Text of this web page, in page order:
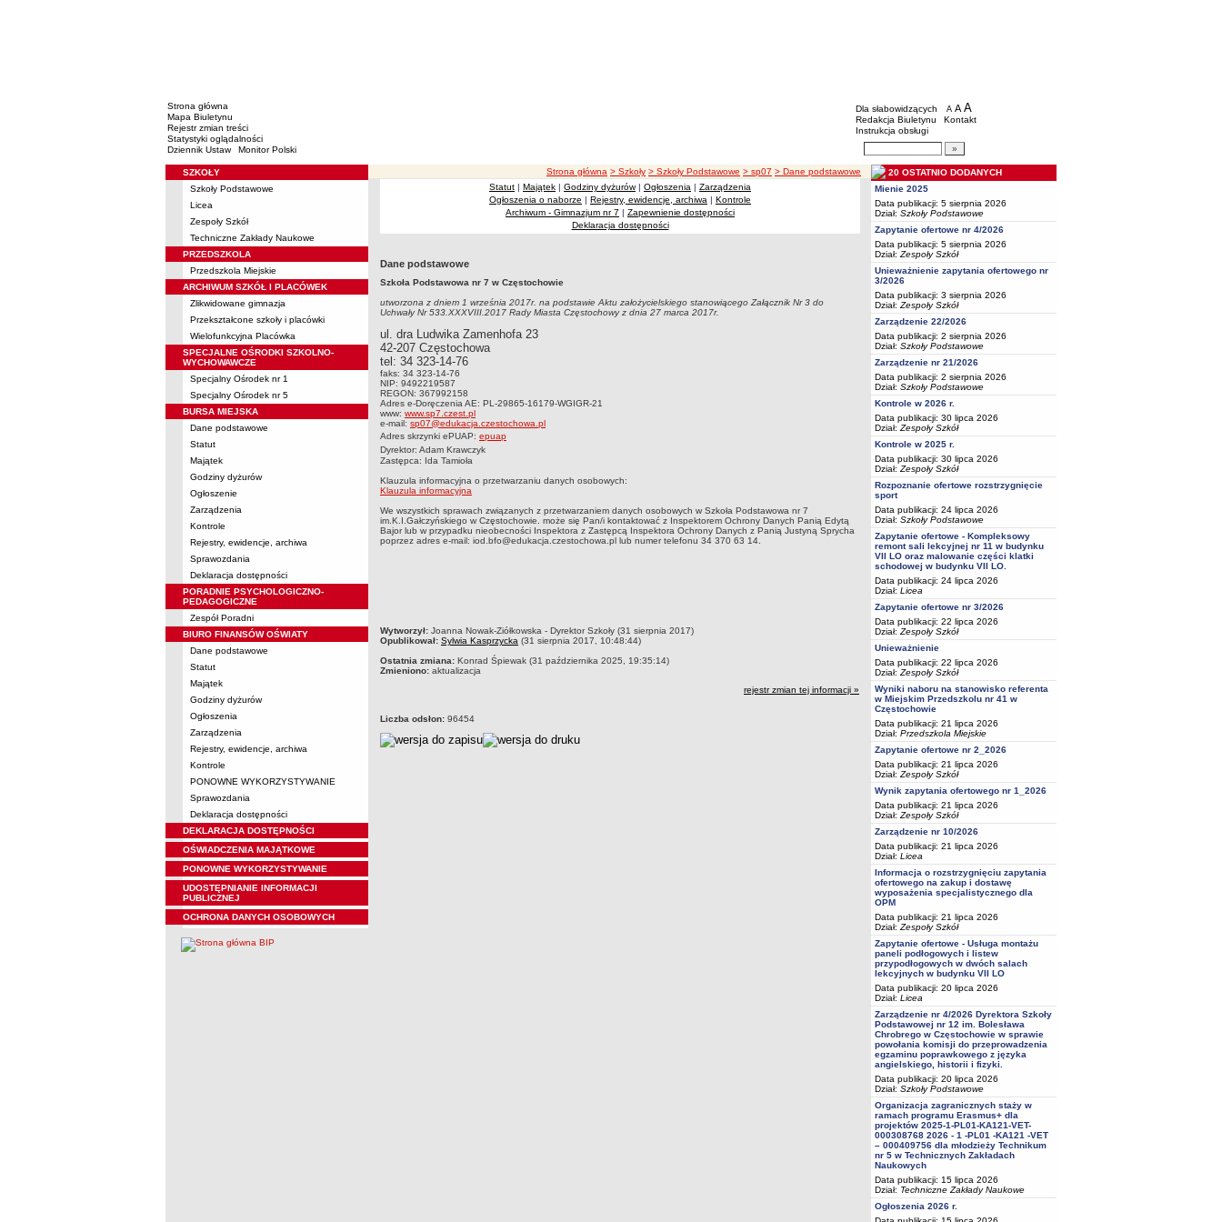
Strona główna
Mapa Biuletynu
Rejestr zmian treści
Statystyki oglądalności
Dziennik Ustaw
Monitor Polski
BIP - Oświata Częstochowa
Menu dodatkowe
Dla słabowidzących A pomniejsz czcionkę
A standardowy rozmiar czcionki
A
Redakcja Biuletynu
Kontakt
Instrukcja obsługi
Wyszukiwarka artykułów
Menu
SZKOŁY
Szkoły Podstawowe
Licea
Zespoły Szkół
Techniczne Zakłady Naukowe
PRZEDSZKOLA
Przedszkola Miejskie
ARCHIWUM SZKÓŁ I PLACÓWEK
Zlikwidowane gimnazja
Przekształcone szkoły i placówki
Wielofunkcyjna Placówka
SPECJALNE OŚRODKI SZKOLNO-
WYCHOWAWCZE
Specjalny Ośrodek nr 1
Specjalny Ośrodek nr 5
BURSA MIEJSKA
Dane podstawowe
Statut
Majątek
Godziny dyżurów
Ogłoszenie
Zarządzenia
Kontrole
Rejestry, ewidencje, archiwa
Sprawozdania
Deklaracja dostępności
PORADNIE PSYCHOLOGICZNO-
PEDAGOGICZNE
Zespół Poradni
BIURO FINANSÓW OŚWIATY
Dane podstawowe
Statut
Majątek
Godziny dyżurów
Ogłoszenia
Zarządzenia
Rejestry, ewidencje, archiwa
Kontrole
PONOWNE WYKORZYSTYWANIE
Sprawozdania
Deklaracja dostępności
DEKLARACJA DOSTĘPNOŚCI
OŚWIADCZENIA MAJĄTKOWE
PONOWNE WYKORZYSTYWANIE
UDOSTĘPNIANIE INFORMACJI
PUBLICZNEJ
OCHRONA DANYCH OSOBOWYCH
ścieżka nawigacji
Strona główna > Szkoły > Szkoły Podstawowe > sp07 > Dane podstawowe
Statut | Majątek | Godziny dyżurów| Ogłoszenia | Zarządzenia
Ogłoszenia o naborze | Rejestry, ewidencje, archiwa | Kontrole
Archiwum - Gimnazjum nr 7 | Zapewnienie dostępności
Deklaracja dostępności
Dane podstawowe
Szkoła Podstawowa nr 7 w Częstochowie
utworzona z dniem 1 września 2017r. na podstawie Aktu założycielskiego stanowiącego Załącznik Nr 3 do
Uchwały Nr 533.XXXVIII.2017 Rady Miasta Częstochowy z dnia 27 marca 2017r.
ul. dra Ludwika Zamenhofa 23
42-207 Częstochowa
tel: 34 323-14-76
faks: 34 323-14-76
NIP: 9492219587
REGON: 367992158
Adres e-Doręczenia AE: PL-29865-16179-WGIGR-21
www: www.sp7.czest.pl
e-mail: sp07@edukacja.czestochowa.pl
Adres skrzynki ePUAP: epuap
Dyrektor: Adam Krawczyk
Zastępca: Ida Tamioła
Klauzula informacyjna o przetwarzaniu danych osobowych:
Klauzula informacyjna
We wszystkich sprawach związanych z przetwarzaniem danych osobowych w Szkoła Podstawowa nr 7
im.K.I.Gałczyńskiego w Częstochowie. może się Pan/i kontaktować z Inspektorem Ochrony Danych Panią Edytą
Bajor lub w przypadku nieobecności Inspektora z Zastępcą Inspektora Ochrony Danych z Panią Justyną Sprycha
poprzez adres e-mail: iod.bfo@edukacja.czestochowa.pl lub numer telefonu 34 370 63 14.
metryczka
Wytworzył: Joanna Nowak-Ziółkowska - Dyrektor Szkoły (31 sierpnia 2017)
Opublikował: Sylwia Kasprzycka (31 sierpnia 2017, 10:48:44)
Ostatnia zmiana: Konrad Śpiewak (31 października 2025, 19:35:14)
Zmieniono: aktualizacja
rejestr zmian tej informacji »
Liczba odsłon: 96454
20 OSTATNIO DODANYCH
Mienie 2025
Data publikacji: 5 sierpnia 2026
Dział: Szkoły Podstawowe
Zapytanie ofertowe nr 4/2026
Data publikacji: 5 sierpnia 2026
Dział: Zespoły Szkół
Unieważnienie zapytania ofertowego nr
3/2026
Data publikacji: 3 sierpnia 2026
Dział: Zespoły Szkół
Zarządzenie 22/2026
Data publikacji: 2 sierpnia 2026
Dział: Szkoły Podstawowe
Zarządzenie nr 21/2026
Data publikacji: 2 sierpnia 2026
Dział: Szkoły Podstawowe
Kontrole w 2026 r.
Data publikacji: 30 lipca 2026
Dział: Zespoły Szkół
Kontrole w 2025 r.
Data publikacji: 30 lipca 2026
Dział: Zespoły Szkół
Rozpoznanie ofertowe rozstrzygnięcie
sport
Data publikacji: 24 lipca 2026
Dział: Szkoły Podstawowe
Zapytanie ofertowe - Kompleksowy
remont sali lekcyjnej nr 11 w budynku
VII LO oraz malowanie części klatki
schodowej w budynku VII LO.
Data publikacji: 24 lipca 2026
Dział: Licea
Zapytanie ofertowe nr 3/2026
Data publikacji: 22 lipca 2026
Dział: Zespoły Szkół
Unieważnienie
Data publikacji: 22 lipca 2026
Dział: Zespoły Szkół
Wyniki naboru na stanowisko referenta
w Miejskim Przedszkolu nr 41 w
Częstochowie
Data publikacji: 21 lipca 2026
Dział: Przedszkola Miejskie
Zapytanie ofertowe nr 2_2026
Data publikacji: 21 lipca 2026
Dział: Zespoły Szkół
Wynik zapytania ofertowego nr 1_2026
Data publikacji: 21 lipca 2026
Dział: Zespoły Szkół
Zarządzenie nr 10/2026
Data publikacji: 21 lipca 2026
Dział: Licea
Informacja o rozstrzygnięciu zapytania
ofertowego na zakup i dostawę
wyposażenia specjalistycznego dla
OPM
Data publikacji: 21 lipca 2026
Dział: Zespoły Szkół
Zapytanie ofertowe - Usługa montażu
paneli podłogowych i listew
przypodłogowych w dwóch salach
lekcyjnych w budynku VII LO
Data publikacji: 20 lipca 2026
Dział: Licea
Zarządzenie nr 4/2026 Dyrektora Szkoły
Podstawowej nr 12 im. Bolesława
Chrobrego w Częstochowie w sprawie
powołania komisji do przeprowadzenia
egzaminu poprawkowego z języka
angielskiego, historii i fizyki.
Data publikacji: 20 lipca 2026
Dział: Szkoły Podstawowe
Organizacja zagranicznych staży w
ramach programu Erasmus+ dla
projektów 2025-1-PL01-KA121-VET-
000308768 2026 - 1 -PL01 -KA121 -VET
– 000409756 dla młodzieży Technikum
nr 5 w Technicznych Zakładach
Naukowych
Data publikacji: 15 lipca 2026
Dział: Techniczne Zakłady Naukowe
Ogłoszenia 2026 r.